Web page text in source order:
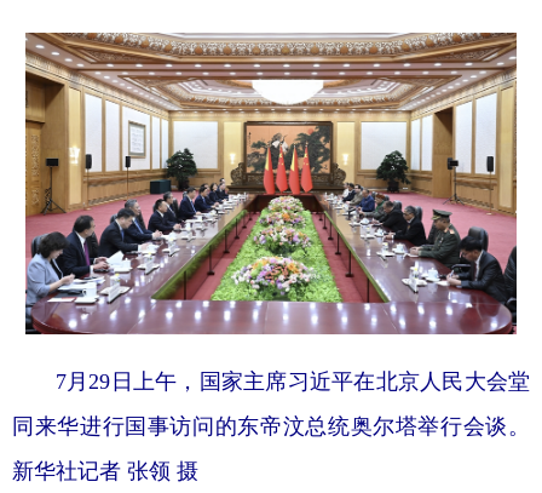
辽宁 吉林 上海 江苏
浙江 安徽 福建 江西
湖北 湖南
广东 广西 海南 重庆
四川 贵州 云南 西藏
陕西 甘肃 青海 宁夏
新疆 内蒙古 黑龙江
多语种频道
English Español
7月29日上午，国家主席习近平在北京人民大会堂
同来华进行国事访问的东帝汶总统奥尔塔举行会谈。
新华社记者 张领 摄